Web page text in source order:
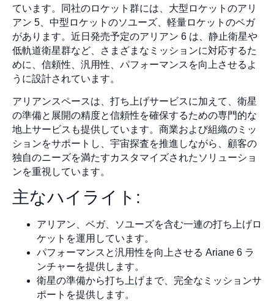
ています。同社のロケット群には、大型ロケットのアリ
アン 5、中型ロケットのソユーズ、軽量ロケットのベガ
があります。近日発売予定のアリアン 6 は、静止衛星や
低軌道衛星群など、さまざまなミッションに対応するた
めに、信頼性、汎用性、パフォーマンスを向上させるよ
うに設計されています。
アリアンスペースは、打ち上げサービスに加えて、衛星
の準備と展開の精度と信頼性を確保するための専門的な
地上サービスも提供しています。商業および組織のミッ
ションをサポートし、宇宙探査を推進しながら、顧客の
独自のニーズを満たすカスタマイズされたソリューショ
ンを重視しています。
主なハイライト:
アリアン、ベガ、ソユーズを含む一連の打ち上げロ
ケットを運用しています。
パフォーマンスと汎用性を向上させる Ariane 6 ラ
ンチャーを提供します。
衛星の準備から打ち上げまで、完全なミッションサ
ポートを提供します。